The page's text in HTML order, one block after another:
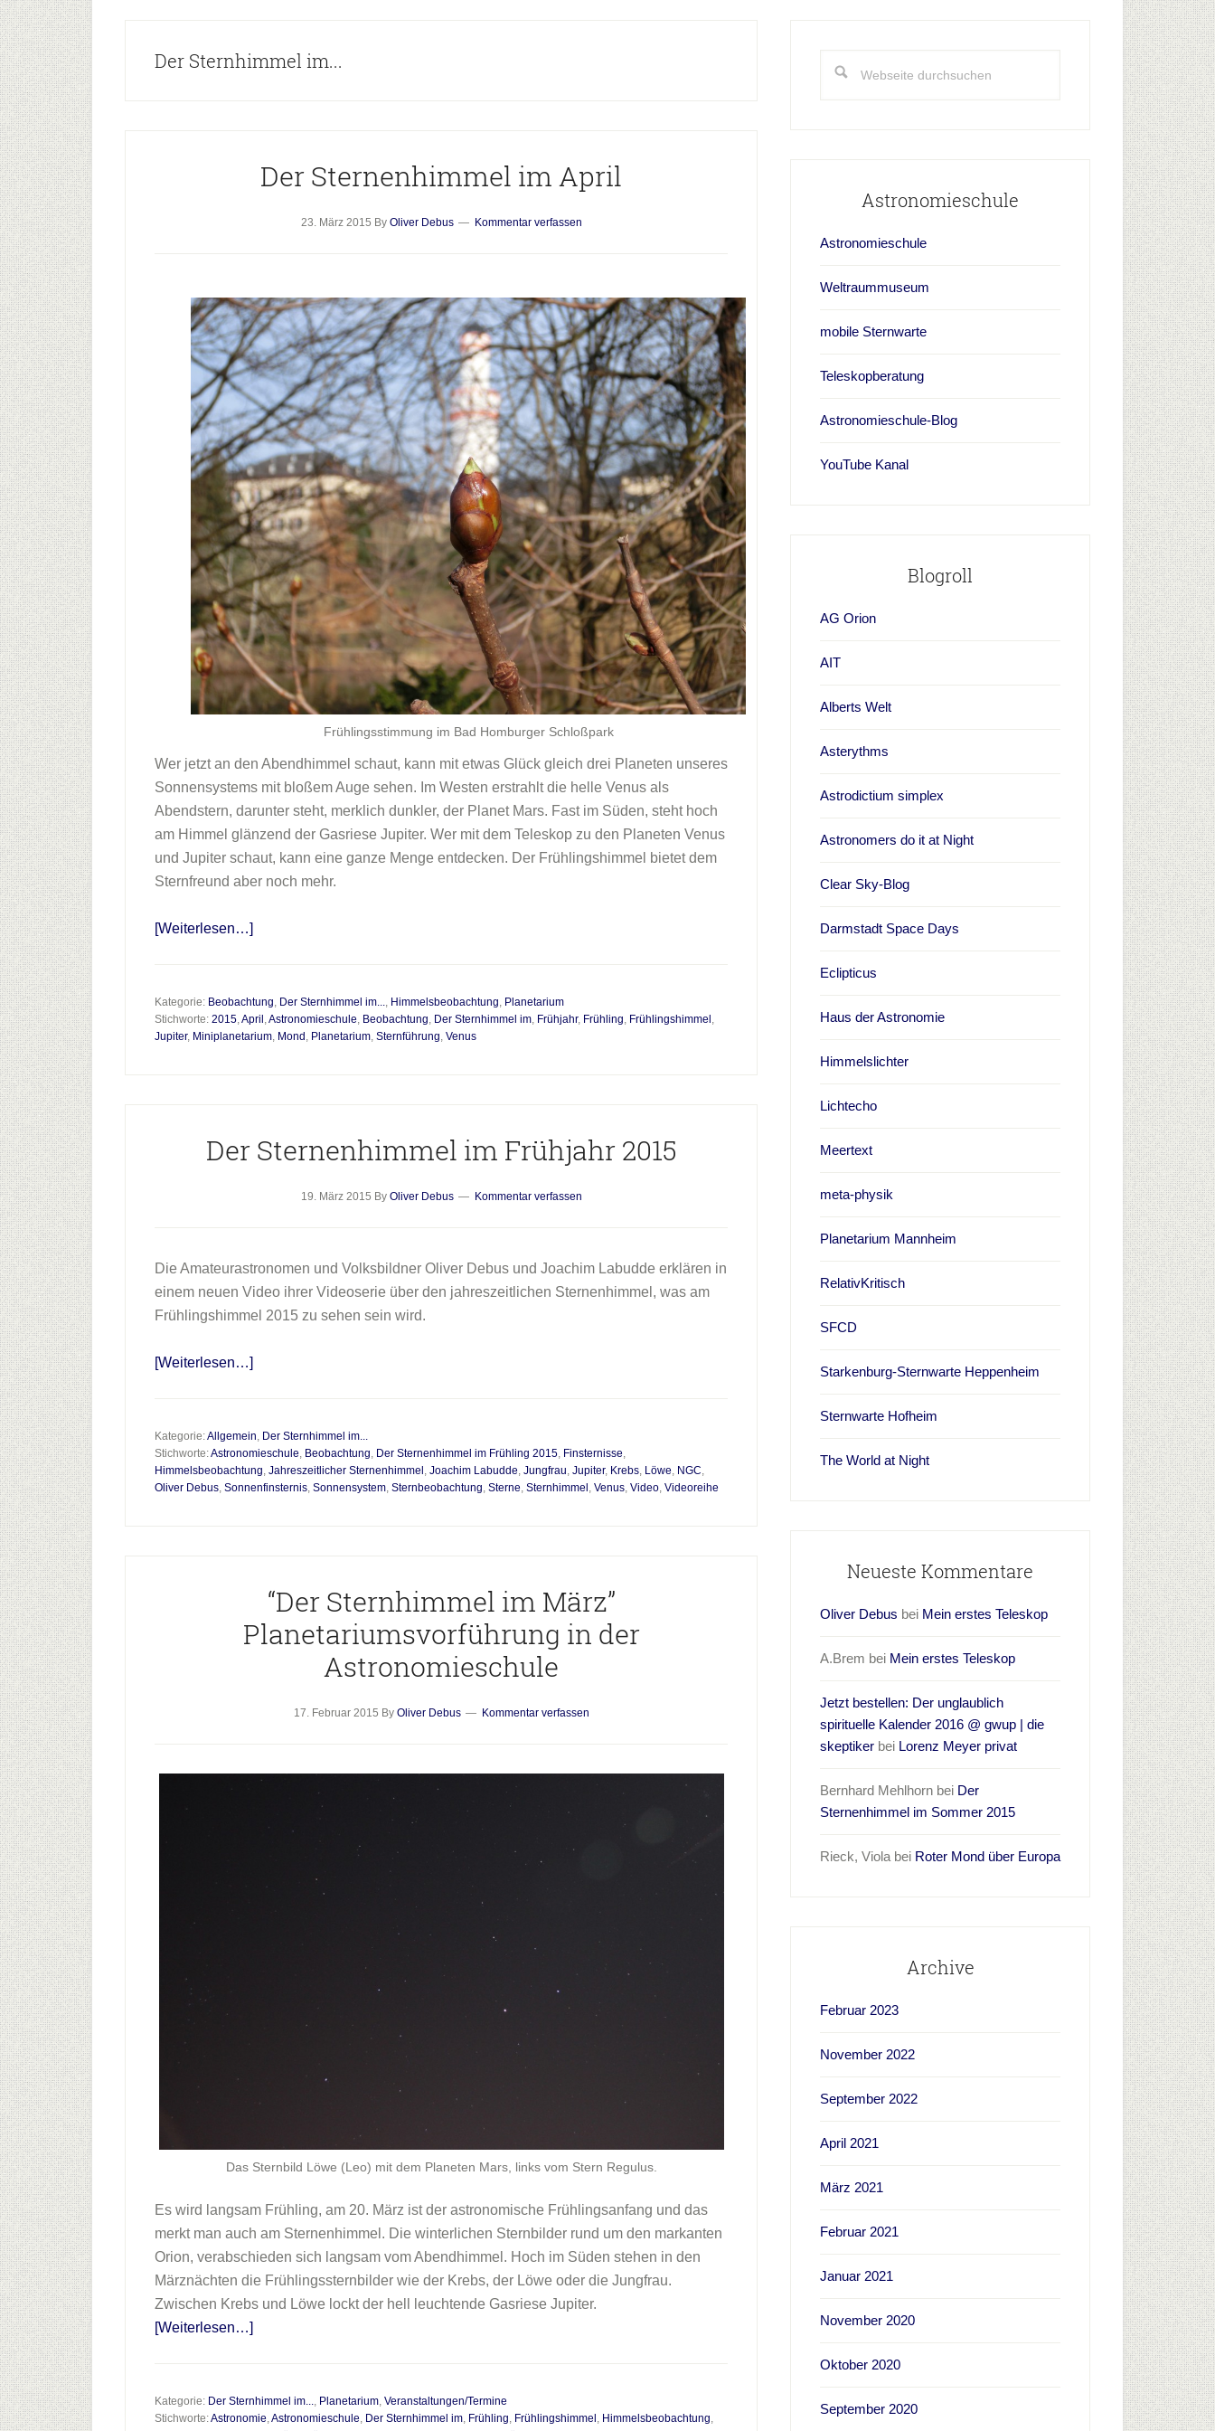
Der Sternhimmel im...
Der Sternenhimmel im April
23. März 2015 By Oliver Debus Kommentar verfassen
Frühlingsstimmung im Bad Homburger Schloßpark
Wer jetzt an den Abendhimmel schaut, kann mit etwas Glück gleich drei Planeten unseres
Sonnensystems mit bloßem Auge sehen. Im Westen erstrahlt die helle Venus als
Abendstern, darunter steht, merklich dunkler, der Planet Mars. Fast im Süden, steht hoch
am Himmel glänzend der Gasriese Jupiter. Wer mit dem Teleskop zu den Planeten Venus
und Jupiter schaut, kann eine ganze Menge entdecken. Der Frühlingshimmel bietet dem
Sternfreund aber noch mehr.
[Weiterlesen…]Infos
Der
Sternenhimmel
im
Kategorie: Beobachtung Der Sternhimmel im... Himmelsbeobachtung Planetarium
Stichworte: 2015 April Astronomieschule Beobachtung Der Sternhimmel im Frühjahr, Frühling Frühlingshimmel
Jupiter, Miniplanetarium Mond Planetarium Sternführung Venus
Der Sternenhimmel im Frühjahr 2015
19. März 2015 By Oliver Debus Kommentar verfassen
Die Amateurastronomen und Volksbildner Oliver Debus und Joachim Labudde erklären in
einem neuen Video ihrer Videoserie über den jahreszeitlichen Sternenhimmel, was am
Frühlingshimmel 2015 zu sehen sein wird.
[Weiterlesen…]Infos
Der
Sternenhimmel
im
Kategorie:Allgemein Der Sternhimmel im...
Stichworte:Astronomieschule Beobachtung Der Sternenhimmel im Frühling 2015 Finsternisse
Himmelsbeobachtung Jahreszeitlicher Sternenhimmel Joachim Labudde Jungfrau Jupiter, Krebs Löwe NGC
Oliver Debus Sonnenfinsternis Sonnensystem Sternbeobachtung Sterne Sternhimmel Venus Video Videoreihe
“Der Sternhimmel im März”
Planetariumsvorführung in der
Astronomieschule
17. Februar 2015 By Oliver Debus Kommentar verfassen
Das Sternbild Löwe (Leo) mit dem Planeten Mars, links vom Stern Regulus.
Es wird langsam Frühling, am 20. März ist der astronomische Frühlingsanfang und das
merkt man auch am Sternenhimmel. Die winterlichen Sternbilder rund um den markanten
Orion, verabschieden sich langsam vom Abendhimmel. Hoch im Süden stehen in den
Märznächten die Frühlingssternbilder wie der Krebs, der Löwe oder die Jungfrau.
Zwischen Krebs und Löwe lockt der hell leuchtende Gasriese Jupiter.
[Weiterlesen…]Infos
“Der
Sternhimmel
Kategorie: Der Sternhimmel im... Planetarium Veranstaltungen/Termine
Stichworte:Astronomie Astronomieschule Der Sternhimmel im Frühling Frühlingshimmel Himmelsbeobachtung
durchsuchen
Astronomieschule
Astronomieschule
Weltraummuseum
mobile Sternwarte
Teleskopberatung
Astronomieschule-Blog
YouTube Kanal
Blogroll
AG Orion
AIT
Alberts Welt
Asterythms
Astrodictium simplex
Astronomers do it at Night
Clear Sky-Blog
Darmstadt Space Days
Eclipticus
Haus der Astronomie
Himmelslichter
Lichtecho
Meertext
meta-physik
Planetarium Mannheim
RelativKritisch
SFCD
Starkenburg-Sternwarte Heppenheim
Sternwarte Hofheim
The World at Night
Neueste Kommentare
Oliver Debus bei Mein erstes Teleskop
A.Brem bei Mein erstes Teleskop
Jetzt bestellen: Der unglaublich
spirituelle Kalender 2016 @ gwup | die
skeptiker bei Lorenz Meyer privat
Bernhard Mehlhorn bei Der
Sternenhimmel im Sommer 2015
Rieck, Viola bei Roter Mond über Europa
Archive
Februar 2023
November 2022
September 2022
April 2021
März 2021
Februar 2021
Januar 2021
November 2020
Oktober 2020
September 2020